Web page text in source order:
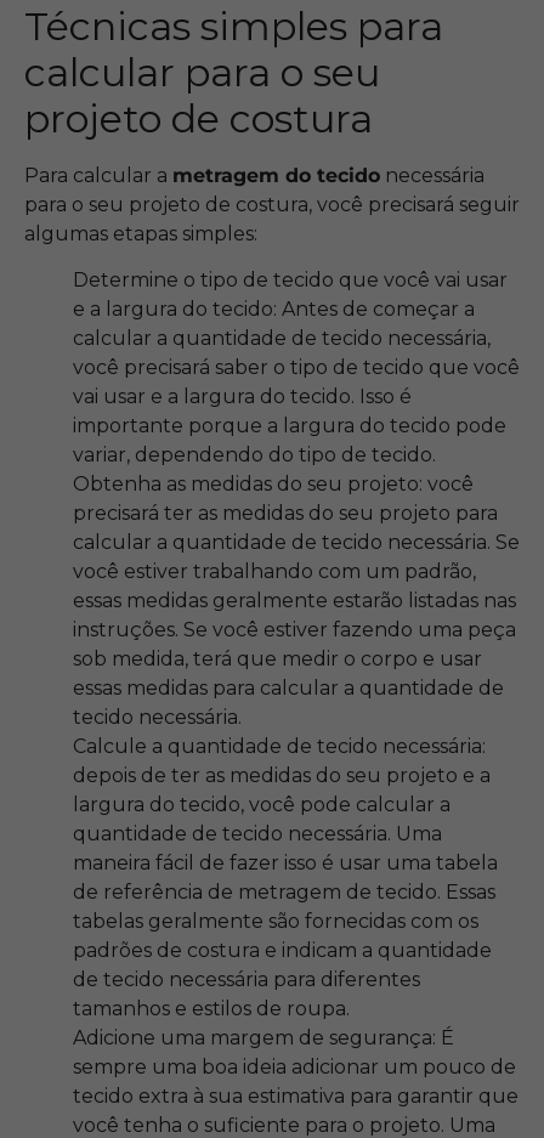
Técnicas simples para
calcular para o seu
projeto de costura
Para calcular a metragem do tecido necessária
para o seu projeto de costura, você precisará seguir
algumas etapas simples:
Determine o tipo de tecido que você vai usar
e a largura do tecido: Antes de começar a
calcular a quantidade de tecido necessária,
você precisará saber o tipo de tecido que você
vai usar e a largura do tecido. Isso é
importante porque a largura do tecido pode
variar, dependendo do tipo de tecido.
Obtenha as medidas do seu projeto: você
precisará ter as medidas do seu projeto para
calcular a quantidade de tecido necessária. Se
você estiver trabalhando com um padrão,
essas medidas geralmente estarão listadas nas
instruções. Se você estiver fazendo uma peça
sob medida, terá que medir o corpo e usar
essas medidas para calcular a quantidade de
tecido necessária.
Calcule a quantidade de tecido necessária:
depois de ter as medidas do seu projeto e a
largura do tecido, você pode calcular a
quantidade de tecido necessária. Uma
maneira fácil de fazer isso é usar uma tabela
de referência de metragem de tecido. Essas
tabelas geralmente são fornecidas com os
padrões de costura e indicam a quantidade
de tecido necessária para diferentes
tamanhos e estilos de roupa.
Adicione uma margem de segurança: É
sempre uma boa ideia adicionar um pouco de
tecido extra à sua estimativa para garantir que
você tenha o suficiente para o projeto. Uma